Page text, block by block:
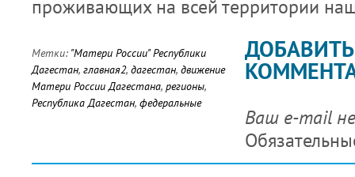
проживающих на всей территории
Метки: "Матери России" Республики
Дагестан, главная2, дагестан, движение
Матери России Дагестана, регионы,
Республика Дагестан, федеральные
ДОБАВИТЬ
Ваш e-mail